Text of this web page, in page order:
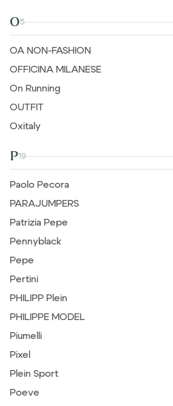
O5
OA NON-FASHION
OFFICINA MILANESE
On Running
OUTFIT
Oxitaly
P19
Paolo Pecora
PARAJUMPERS
Patrizia Pepe
Pennyblack
Pepe
Pertini
PHILIPP Plein
PHILIPPE MODEL
Piumelli
Pixel
Plein Sport
Poeve